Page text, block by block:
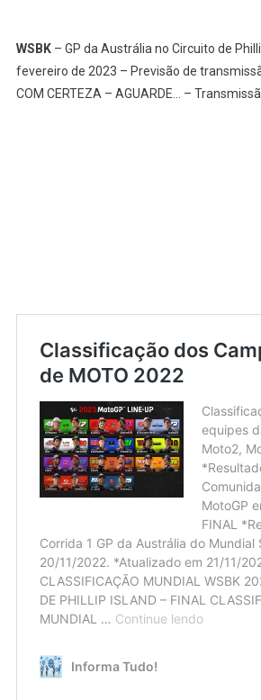
WSBK– GP da Austrália no Circuito de
fevereiro de 2023 – Previsão de
COM CERTEZA – AGUARDE… –